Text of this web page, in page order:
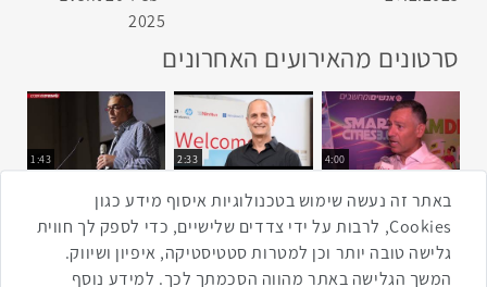
סרטונים מהאירועים האחרונים
4:00
2:33
1:43
3:52
כנס RPA
1:14
כנס בינת יערות הכרמל
כנס F5
באתר זה נעשה שימוש בטכנולוגיות איסוף מידע כגון
Cookies, לרבות על ידי צדדים שלישיים, כדי לספק לך חווית
גלישה טובה יותר וכן למטרות סטטיסטיקה, איפיון ושיווק.
המשך הגלישה באתר מהווה הסכמתך לכך. למידע נוסף